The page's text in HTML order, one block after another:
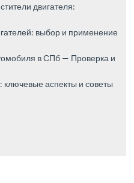
двигателя:
выбор и применение
в СПб — Проверка и
ключевые аспекты и советы